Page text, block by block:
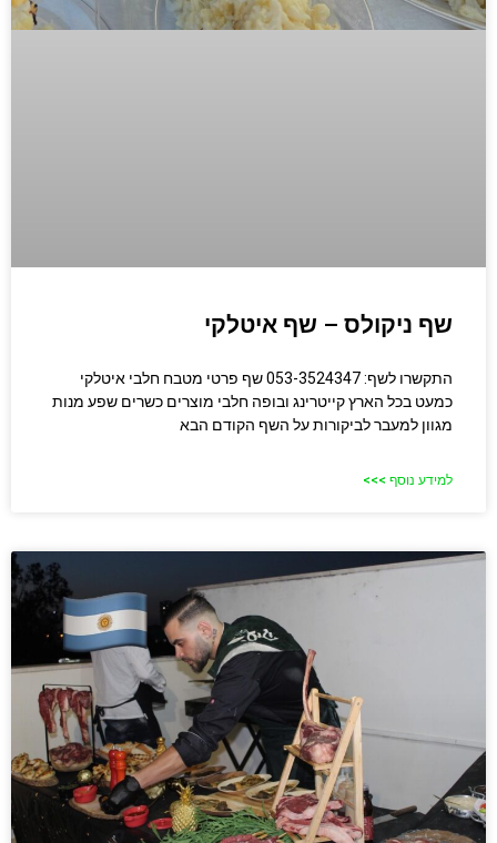
שף ניקולס – שף איטלקי
התקשרו לשף: 053-3524347 שף פרטי מטבח חלבי איטלקי
כמעט בכל הארץ קייטרינג ובופה חלבי מוצרים כשרים שפע מנות
מגוון למעבר לביקורות על השף הקודם הבא
למידע נוסף >>>